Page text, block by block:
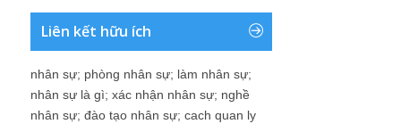
Liên kết hữu ích
nhân sự; phòng nhân sự; làm nhân sự;
nhân sự là gì; xác nhận nhân sự; nghề
nhân sự; đào tạo nhân sự; cach quan ly